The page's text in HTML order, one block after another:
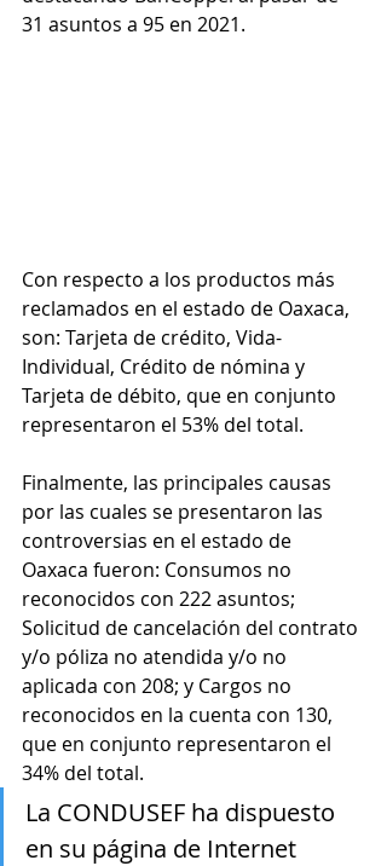
31 asuntos a 95 en 2021.
Con respecto a los productos más
reclamados en el estado de Oaxaca,
son: Tarjeta de crédito, Vida-
Individual, Crédito de nómina y
Tarjeta de débito, que en conjunto
representaron el 53% del total.
Finalmente, las principales causas
por las cuales se presentaron las
controversias en el estado de
Oaxaca fueron: Consumos no
reconocidos con 222 asuntos;
Solicitud de cancelación del contrato
y/o póliza no atendida y/o no
aplicada con 208; y Cargos no
reconocidos en la cuenta con 130,
que en conjunto representaron el
34% del total.
La CONDUSEF ha dispuesto
en su página de Internet